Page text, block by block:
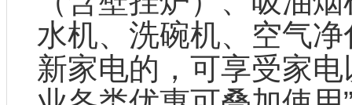
水机、洗碗机、空气
新家电的，可享受家